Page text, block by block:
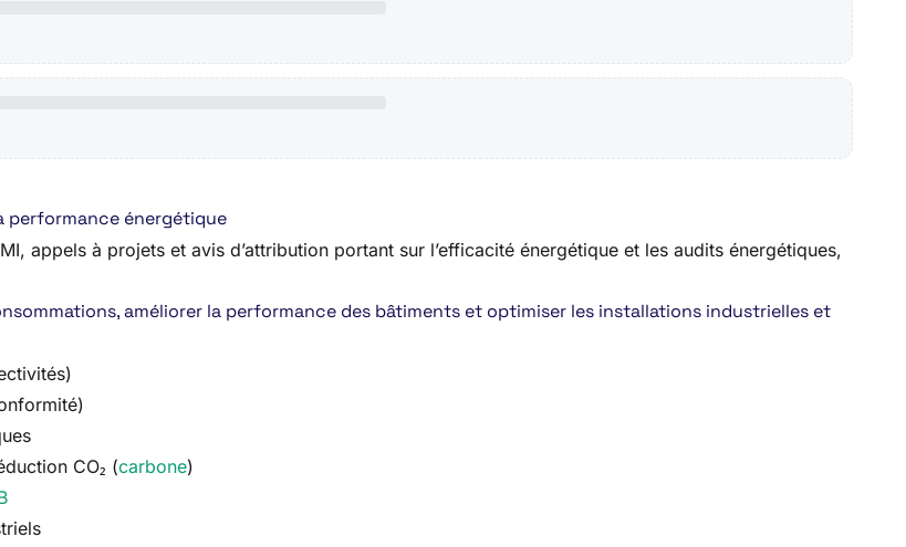
performance énergétique
appels à projets et avis d’attribution portant sur l’efficacité énergétique et les audits énergétiques,
améliorer la performance des bâtiments et optimiser les installations industrielles et
CO₂ (carbone)